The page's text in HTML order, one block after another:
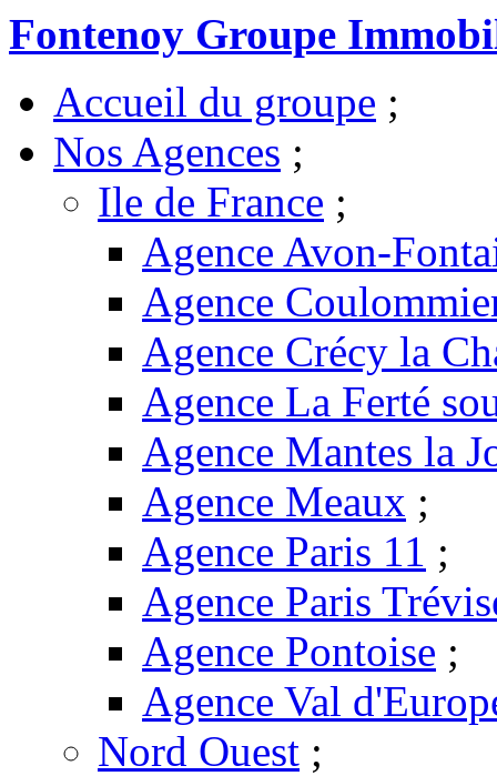
Fontenoy Groupe
Accueil du groupe ;
Nos Agences ;
Ile de France ;
Agence Avon-
Agence
Agence Crécy la
Agence La Ferté
Agence Mantes la
Agence Meaux ;
Agence Paris 11 ;
Agence Paris
Agence Pontoise ;
Agence Val
Nord Ouest ;